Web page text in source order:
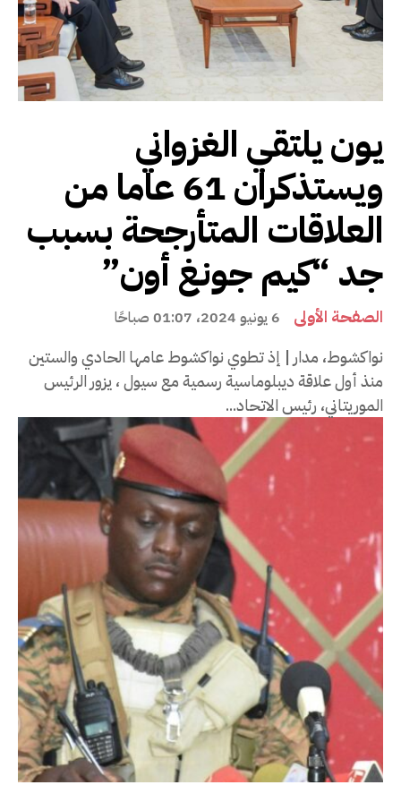
يون يلتقي الغزواني
ويستذكران 61 عاما من
العلاقات المتأرجحة بسبب
جد “كيم جونغ أون”
الصفحة الأولى 6 يونيو 2024، 01:07 صباحًا
نواكشوط، مدار | إذ تطوي نواكشوط عامها الحادي والستين
منذ أول علاقة ديبلوماسية رسمية مع سيول ، يزور الرئيس
الموريتاني، رئيس الاتحاد...